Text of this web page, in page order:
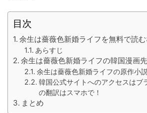
目次
余生は薔薇色新婚ライフを無料で読
あらすじ
余生は薔薇色新婚ライフの韓国漫画
余生は薔薇色新婚ライフの原作小
韓国公式サイトへのアクセスはブ
の翻訳はスマホで！
まとめ